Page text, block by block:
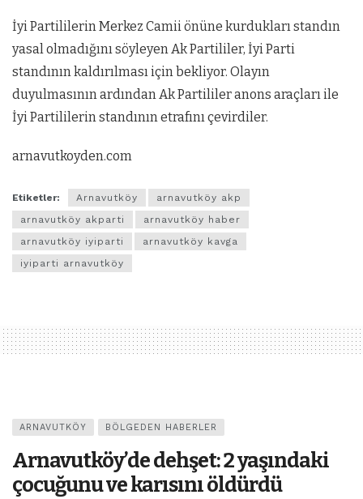
İyi Partililerin Merkez Camii önüne kurdukları standın
yasal olmadığını söyleyen Ak Partililer, İyi Parti
standının kaldırılması için bekliyor. Olayın
duyulmasının ardından Ak Partililer anons araçları ile
İyi Partililerin standının etrafını çevirdiler.
arnavutkoyden.com
Etiketler: Arnavutköy
arnavutköy akp
arnavutköy akparti
arnavutköy haber
arnavutköy iyiparti
arnavutköy kavga
iyiparti arnavutköy
ARNAVUTKÖY BÖLGEDEN HABERLER
Arnavutköy’de dehşet: 2 yaşındaki
çocuğunu ve karısını öldürdü